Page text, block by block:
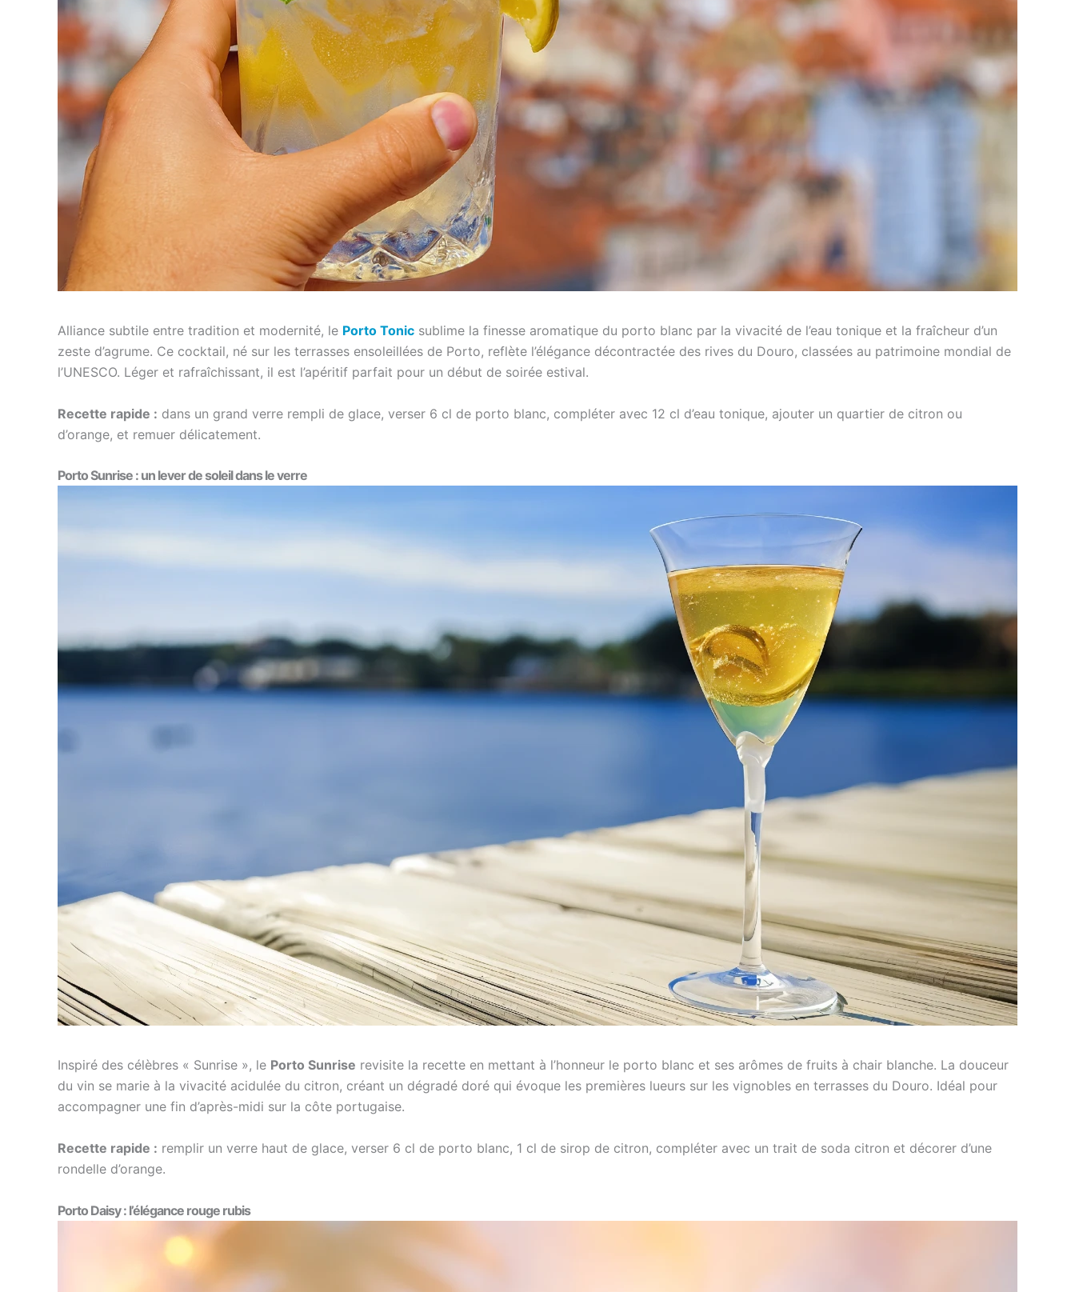
Alliance subtile entre tradition et modernité, le Porto Tonic sublime la finesse aromatique du porto blanc par la vivacité de l’eau tonique et la fraîcheur d’un
zeste d’agrume. Ce cocktail, né sur les terrasses ensoleillées de Porto, reflète l’élégance décontractée des rives du Douro, classées au patrimoine mondial de
l’UNESCO. Léger et rafraîchissant, il est l’apéritif parfait pour un début de soirée estival.
Recette rapide : dans un grand verre rempli de glace, verser 6 cl de porto blanc, compléter avec 12 cl d’eau tonique, ajouter un quartier de citron ou
d’orange, et remuer délicatement.
Porto Sunrise : un lever de soleil dans le verre
Inspiré des célèbres « Sunrise », le Porto Sunrise revisite la recette en mettant à l’honneur le porto blanc et ses arômes de fruits à chair blanche. La douceur
du vin se marie à la vivacité acidulée du citron, créant un dégradé doré qui évoque les premières lueurs sur les vignobles en terrasses du Douro. Idéal pour
accompagner une fin d’après-midi sur la côte portugaise.
Recette rapide : remplir un verre haut de glace, verser 6 cl de porto blanc, 1 cl de sirop de citron, compléter avec un trait de soda citron et décorer d’une
rondelle d’orange.
Porto Daisy : l’élégance rouge rubis